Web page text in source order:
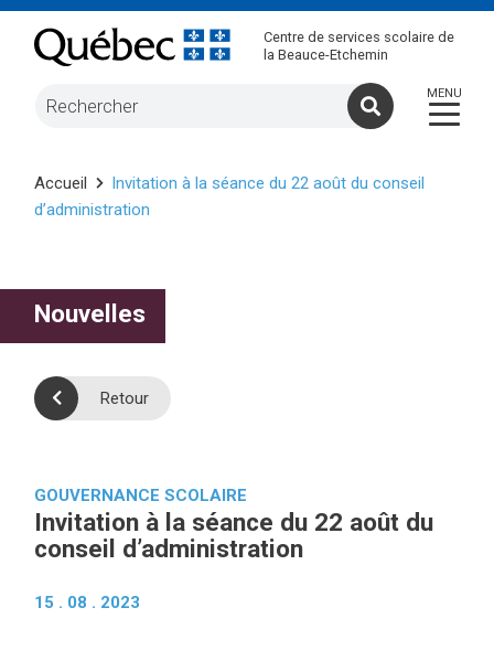
Centre de services scolaire de
la Beauce-Etchemin
Accueil
Invitation à la séance du 22 août du conseil
d’administration
Nouvelles
Retour
GOUVERNANCE SCOLAIRE
Invitation à la séance du 22 août du
conseil d’administration
15 . 08 . 2023